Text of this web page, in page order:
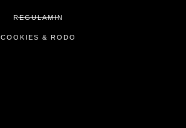
REGULAMIN
COOKIES & RODO